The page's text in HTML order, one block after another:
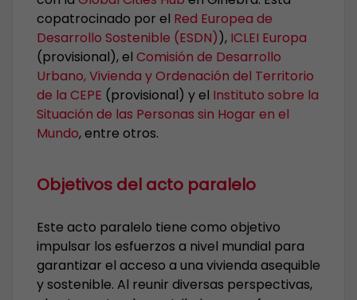
copatrocinado por el Red Europea de
Desarrollo Sostenible (ESDN)), ICLEI Europa
(provisional), el Comisión de Desarrollo
Urbano, Vivienda y Ordenación del Territorio
de la CEPE (provisional) y el Instituto sobre la
Situación de las Personas sin Hogar en el
Mundo, entre otros.
Objetivos del acto paralelo
Este acto paralelo tiene como objetivo
impulsar los esfuerzos a nivel mundial para
garantizar el acceso a una vivienda asequible
y sostenible. Al reunir diversas perspectivas,